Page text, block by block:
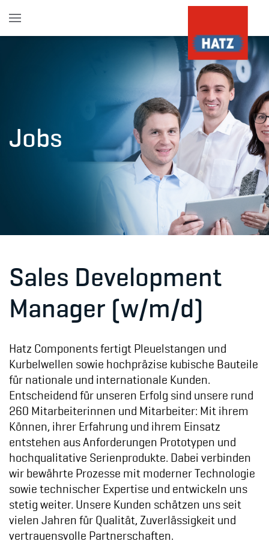
Skip to main content
Jobs
Sales Development
Manager (w/m/d)
Hatz Components fertigt Pleuelstangen und
Kurbelwellen sowie hochpräzise kubische Bauteile
für nationale und internationale Kunden.
Entscheidend für unseren Erfolg sind unsere rund
260 Mitarbeiterinnen und Mitarbeiter: Mit ihrem
Können, ihrer Erfahrung und ihrem Einsatz
entstehen aus Anforderungen Prototypen und
hochqualitative Serienprodukte. Dabei verbinden
wir bewährte Prozesse mit moderner Technologie
sowie technischer Expertise und entwickeln uns
stetig weiter. Unsere Kunden schätzen uns seit
vielen Jahren für Qualität, Zuverlässigkeit und
vertrauensvolle Partnerschaften.